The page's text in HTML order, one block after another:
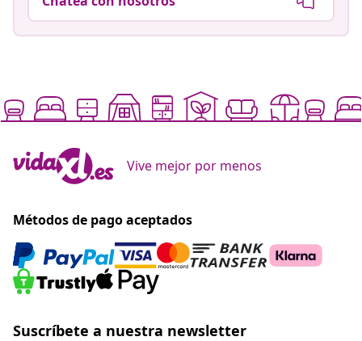
Vive mejor por menos
Métodos de pago aceptados
Suscríbete a nuestra newsletter